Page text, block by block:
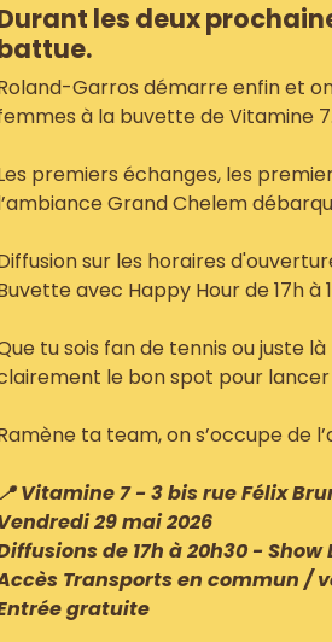
les deux
Garros démarre enfin et
à la buvette de Vitamine 7.
premiers échanges, les
Grand Chelem
sur les horaires
avec Happy Hour de 17h à
tu sois fan de tennis ou juste
le bon spot pour lancer
ta team, on s’occupe de
📍 Vitamine 7 - 3 bis rue Félix
29 mai 2026
de 17h à 20h30 -
Transports en commun /
gratuite